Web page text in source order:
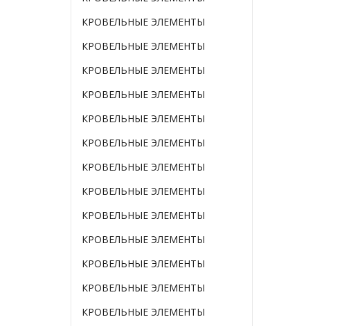
КРОВЕЛЬНЫЕ ЭЛЕМЕНТЫ
КРОВЕЛЬНЫЕ ЭЛЕМЕНТЫ
КРОВЕЛЬНЫЕ ЭЛЕМЕНТЫ
КРОВЕЛЬНЫЕ ЭЛЕМЕНТЫ
КРОВЕЛЬНЫЕ ЭЛЕМЕНТЫ
КРОВЕЛЬНЫЕ ЭЛЕМЕНТЫ
КРОВЕЛЬНЫЕ ЭЛЕМЕНТЫ
КРОВЕЛЬНЫЕ ЭЛЕМЕНТЫ
КРОВЕЛЬНЫЕ ЭЛЕМЕНТЫ
КРОВЕЛЬНЫЕ ЭЛЕМЕНТЫ
КРОВЕЛЬНЫЕ ЭЛЕМЕНТЫ
КРОВЕЛЬНЫЕ ЭЛЕМЕНТЫ
КРОВЕЛЬНЫЕ ЭЛЕМЕНТЫ